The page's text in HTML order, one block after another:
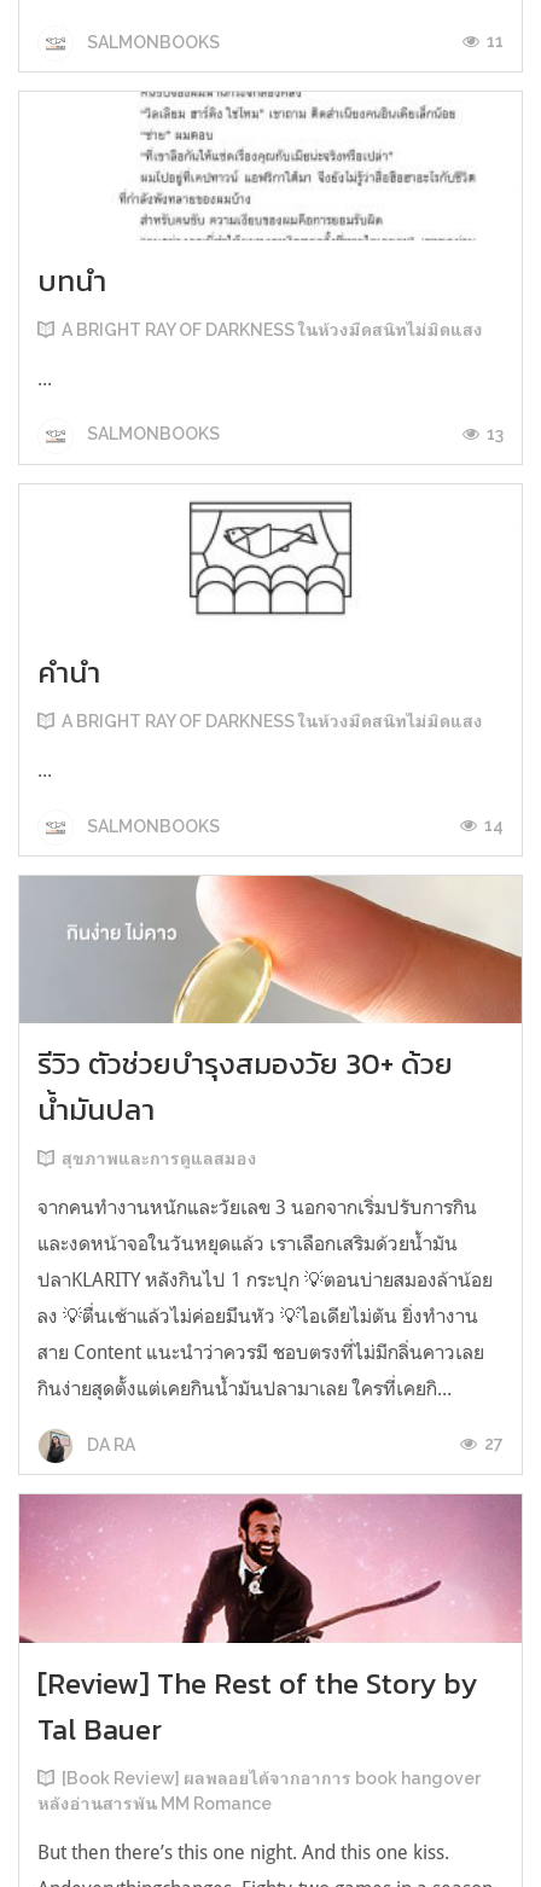
SALMONBOOKS 11
บทนำ
A BRIGHT RAY OF DARKNESS ในห้วงมืดสนิทไม่มิดแสง
...
SALMONBOOKS 13
คำนำ
A BRIGHT RAY OF DARKNESS ในห้วงมืดสนิทไม่มิดแสง
...
SALMONBOOKS 14
รีวิว ตัวช่วยบำรุงสมองวัย 30+ ด้วย
น้ำมันปลา
สุขภาพและการดูแลสมอง
จากคนทำงานหนักและวัยเลข 3 นอกจากเริ่มปรับการกิน
และงดหน้าจอในวันหยุดแล้ว เราเลือกเสริมด้วยน้ำมัน
ปลาKLARITY หลังกินไป 1 กระปุก 💡ตอนบ่ายสมองล้าน้อย
ลง 💡ตื่นเช้าแล้วไม่ค่อยมึนหัว 💡ไอเดียไม่ตัน ยิ่งทำงาน
สาย Content แนะนำว่าควรมี ชอบตรงที่ไม่มีกลิ่นคาวเลย
กินง่ายสุดตั้งแต่เคยกินน้ำมันปลามาเลย ใครที่เคยกิ...
DA RA 27
[Review] The Rest of the Story by
Tal Bauer
[Book Review] ผลพลอยได้จากอาการ book hangover
หลังอ่านสารพัน MM Romance
But then there’s this one night. And this one kiss.